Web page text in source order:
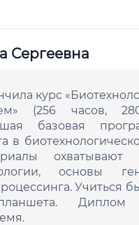
Сергеевна
курс
(256 часов,
базовая
в
охватывают
основы
Учиться
Диплом